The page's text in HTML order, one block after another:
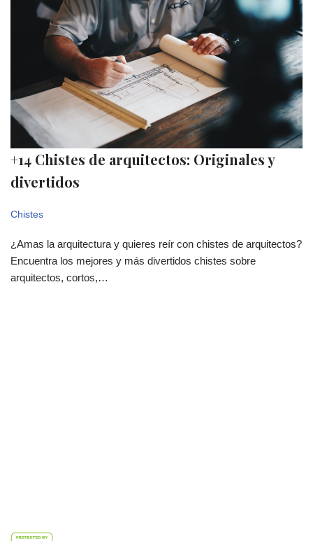
+14 Chistes de arquitectos: Originales y
divertidos
Chistes
¿Amas la arquitectura y quieres reír con chistes de arquitectos?
Encuentra los mejores y más divertidos chistes sobre
arquitectos, cortos,…